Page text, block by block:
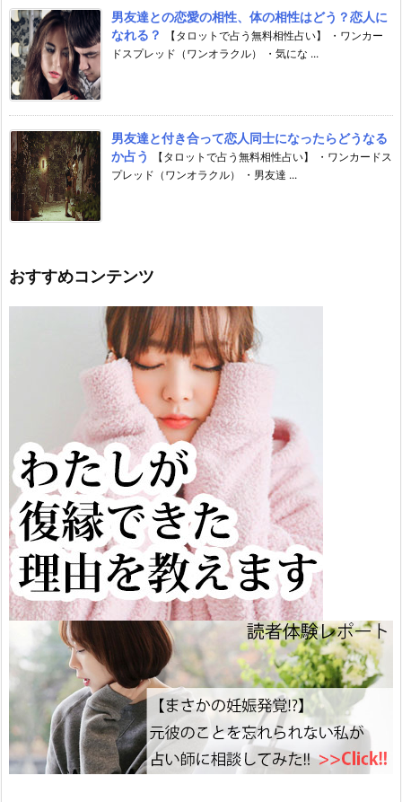
男友達との恋愛の相性、体の相性はどう？恋人に
なれる？
【タロットで占う無料相性占い】 ・ワンカー
ドスプレッド（ワンオラクル） ・気にな ...
男友達と付き合って恋人同士になったらどうなる
か占う
【タロットで占う無料相性占い】 ・ワンカードス
プレッド（ワンオラクル） ・男友達 ...
おすすめコンテンツ